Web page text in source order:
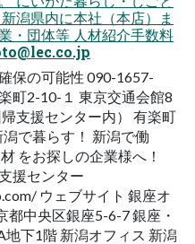
潟県内に本社（本店）ま
・団体等 人材紹介手数料
保の可能性 090-1657-
町2-10-１ 東京交通会館8
支援センター内） 有楽町
で暮らす！ 新潟で働
をお探しの企業様へ！
援センター
ウェブサイト 銀座オ
都中央区銀座5-6-7 銀座・
下1階 新潟オフィス 新潟